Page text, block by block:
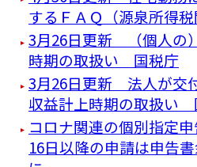
するＦＡＱ（源泉所得
3月26日更新 （個人の
時期の取扱い 国税庁
3月26日更新 法人が交
収益計上時期の取扱い
コロナ関連の個別指定
16日以降の申請は申告